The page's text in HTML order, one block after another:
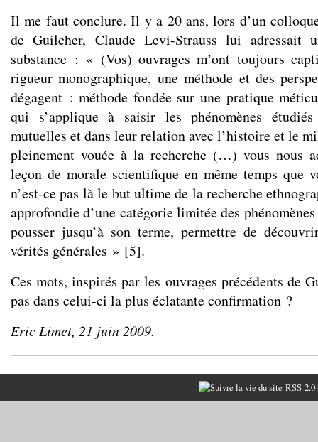
Il me faut conclure. Il y a 20 ans, lors d’un
de Guilcher, Claude Levi-Strauss lui adressait
substance : « (Vos) ouvrages m’ont toujours
rigueur monographique, une méthode et des
dégagent : méthode fondée sur une pratique
qui s’applique à saisir les phénomènes
mutuelles et dans leur relation avec l’histoire et le
pleinement vouée à la recherche (…) vous nous
leçon de morale scientifique en même temps que
n’est-ce pas là le but ultime de la recherche
approfondie d’une catégorie limitée des
pousser jusqu’à son terme, permettre de
vérités générales » [5].
Ces mots, inspirés par les ouvrages précédents de
pas dans celui-ci la plus éclatante confirmation ?
Eric Limet, 21 juin 2009.
RSS 2.0